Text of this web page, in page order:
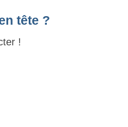
tête ?
!